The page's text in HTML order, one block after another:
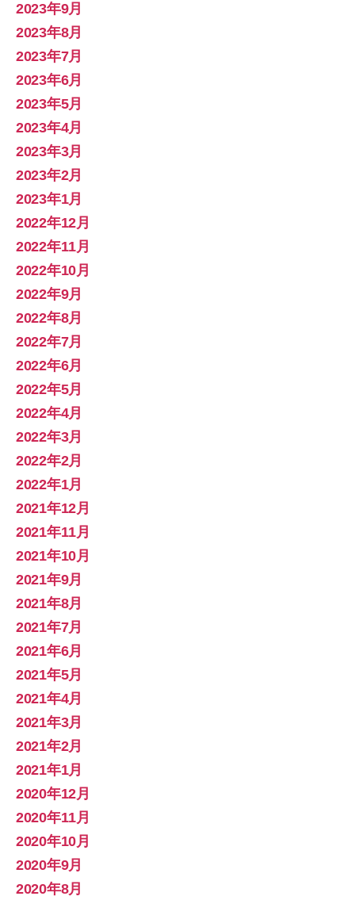
2023年9月
2023年8月
2023年7月
2023年6月
2023年5月
2023年4月
2023年3月
2023年2月
2023年1月
2022年12月
2022年11月
2022年10月
2022年9月
2022年8月
2022年7月
2022年6月
2022年5月
2022年4月
2022年3月
2022年2月
2022年1月
2021年12月
2021年11月
2021年10月
2021年9月
2021年8月
2021年7月
2021年6月
2021年5月
2021年4月
2021年3月
2021年2月
2021年1月
2020年12月
2020年11月
2020年10月
2020年9月
2020年8月